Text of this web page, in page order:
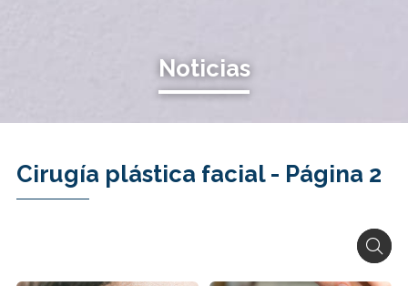
Noticias
Cirugía plástica facial - Página 2